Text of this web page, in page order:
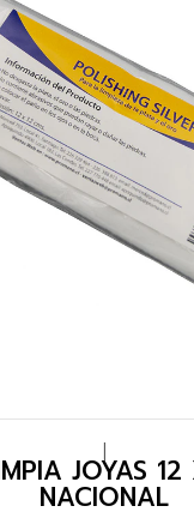
JOYAS
NACIONAL